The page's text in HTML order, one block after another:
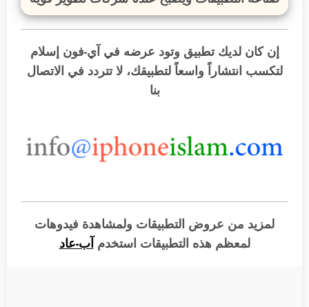
إن كان لديك تطبيق وتود عرضه في آي-فون إسلام
لتكسب انتشاراً واسعاً لتطبيقك، لا تتردد في الاتصال
بنا
لمزيد من عروض التطبيقات ولمشاهدة فيدوهات
لمعظم هذه التطبيقات استخدمآب-عاد